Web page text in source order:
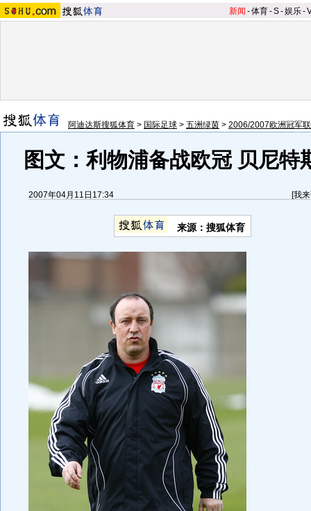
新闻 -体育-S-娱乐-
阿迪达斯搜狐体育 > 国际足球 > 五洲绿茵 > 2006/2007欧洲冠军
图文：利物浦备战欧冠 贝尼特
2007年04月11日17:34 [我
来源：搜狐体育